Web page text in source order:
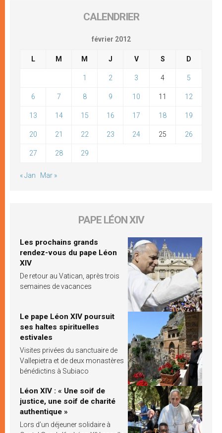
CALENDRIER
février 2012
L M M J V S D
1 2 3 4 5
6 7 8 9 10 11 12
13 14 15 16 17 18 19
20 21 22 23 24 25 26
27 28 29
« Jan Mar »
PAPE LÉON XIV
Les prochains grands
rendez-vous du pape Léon
XIV
De retour au Vatican, après trois
semaines de vacances
Le pape Léon XIV poursuit
ses haltes spirituelles
estivales
Visites privées du sanctuaire de
Vallepietra et de deux monastères
bénédictins à Subiaco
Léon XIV : « Une soif de
justice, une soif de charité
authentique »
Lors d’un déjeuner solidaire à